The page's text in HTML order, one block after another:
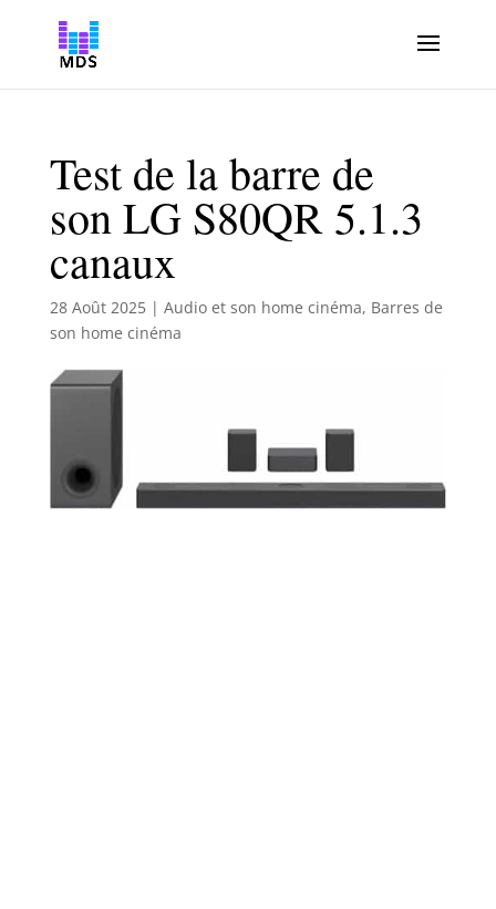
Test de la barre de
son LG S80QR 5.1.3
canaux
28 Août 2025| Audio et son home cinéma, Barres de
son home cinéma